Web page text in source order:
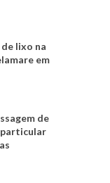
lixo na
em
de